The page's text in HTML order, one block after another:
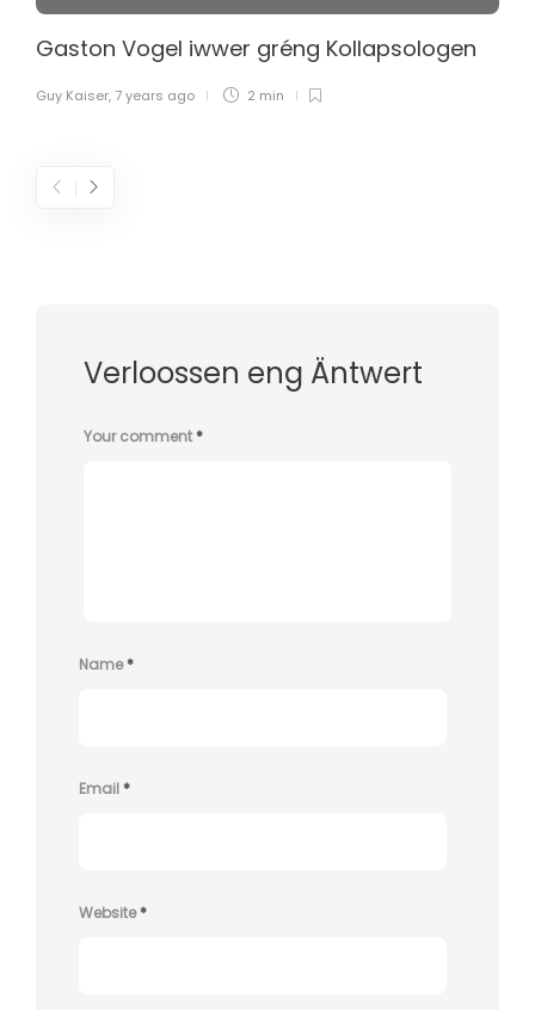
Gaston Vogel iwwer gréng Kollapsologen
Guy Kaiser, 7 years ago 2 min
Verloossen eng Äntwert
Your comment*
Name*
Email*
Website*